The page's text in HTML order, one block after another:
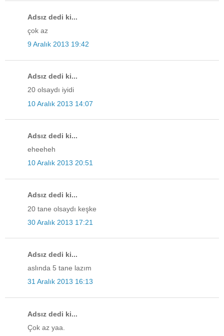
Adsız dedi ki...
çok az
9 Aralık 2013 19:42
Adsız dedi ki...
20 olsaydı iyidi
10 Aralık 2013 14:07
Adsız dedi ki...
eheeheh
10 Aralık 2013 20:51
Adsız dedi ki...
20 tane olsaydı keşke
30 Aralık 2013 17:21
Adsız dedi ki...
aslında 5 tane lazım
31 Aralık 2013 16:13
Adsız dedi ki...
Çok az yaa.